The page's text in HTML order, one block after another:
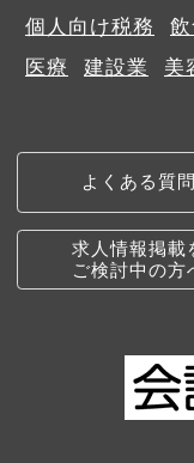
個人向け税務
医療
建設業 美
よくある質問
求人情報掲載
ご検討中の方